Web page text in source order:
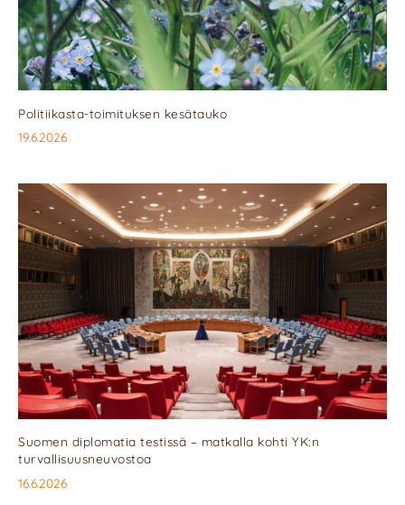
Politiikasta-toimituksen kesätauko
19.6.2026
Suomen diplomatia testissä – matkalla kohti YK:n
turvallisuusneuvostoa
16.6.2026